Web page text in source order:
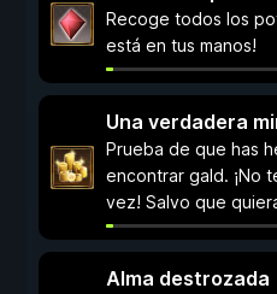
Recoge todos los
está en tus manos!
Una verdadera
Prueba de que has
encontrar gald. ¡No
vez! Salvo que
Alma destrozada